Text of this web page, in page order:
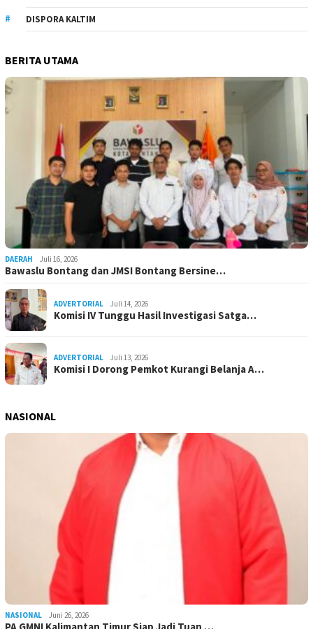
DISPORA KALTIM
BERITA UTAMA
DAERAH Juli 16, 2026
Bawaslu Bontang dan JMSI Bontang Bersine…
ADVERTORIAL Juli 14, 2026
Komisi IV Tunggu Hasil Investigasi Satga…
ADVERTORIAL Juli 13, 2026
Komisi I Dorong Pemkot Kurangi Belanja A…
NASIONAL
NASIONAL Juni 26, 2026